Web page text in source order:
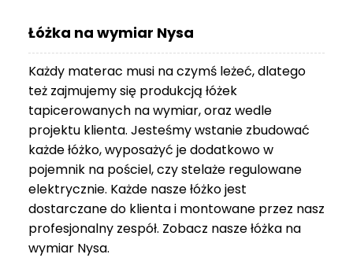
Łóżka na wymiar Nysa
Każdy materac musi na czymś leżeć, dlatego
też zajmujemy się produkcją łóżek
tapicerowanych na wymiar, oraz wedle
projektu klienta. Jesteśmy wstanie zbudować
każde łóżko, wyposażyć je dodatkowo w
pojemnik na pościel, czy stelaże regulowane
elektrycznie. Każde nasze łóżko jest
dostarczane do klienta i montowane przez nasz
profesjonalny zespół. Zobacz naszełóżka na
wymiar Nysa.